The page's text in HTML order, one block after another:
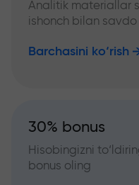
Analitik materiallar
ishonch bilan
Barchasini ko‘rish
30% bonus
Hisobingizni
bonus oling